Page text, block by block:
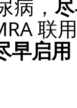
病，
联
早启用